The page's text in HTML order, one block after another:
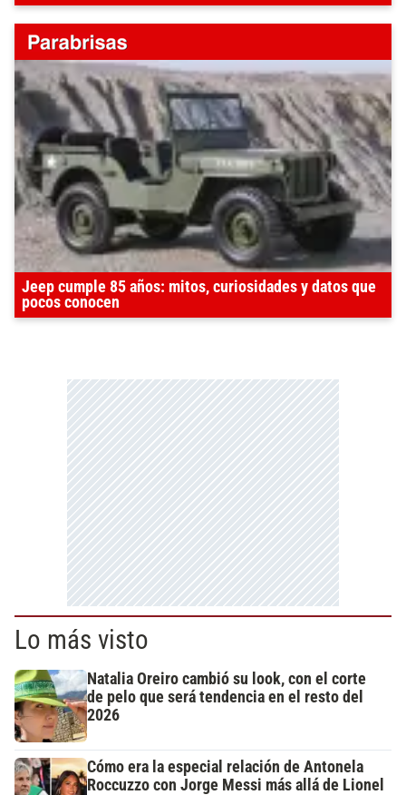
Jeep cumple 85 años: mitos, curiosidades y datos que
pocos conocen
Lo más visto
Natalia Oreiro cambió su look, con el corte
de pelo que será tendencia en el resto del
2026
Cómo era la especial relación de Antonela
Roccuzzo con Jorge Messi más allá de Lionel